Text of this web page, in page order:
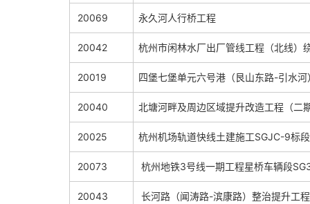
20069 永久河人行桥工程
20042 杭州市闲林水厂出厂管线工程（北线）
20019 四堡七堡单元六号港（艮山东路-引水
20040 北塘河畔及周边区域提升改造工程（二
20025 杭州机场轨道快线土建施工SGJC-9标段
20073 杭州地铁3号线一期工程星桥车辆段
20043 长河路（闻涛路-滨康路）整治提升工程